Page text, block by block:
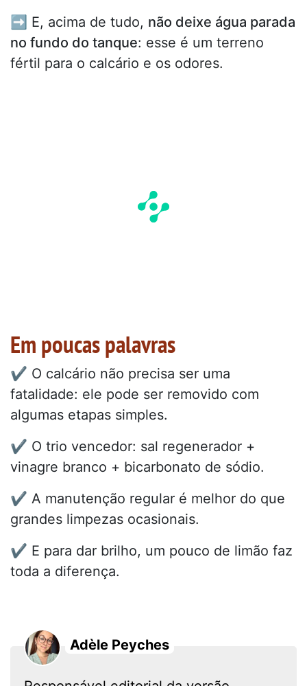
➡️ E, acima de tudo, não deixe água parada
no fundo do tanque: esse é um terreno
fértil para o calcário e os odores.
Em poucas palavras
✔️ O calcário não precisa ser uma
fatalidade: ele pode ser removido com
algumas etapas simples.
✔️ O trio vencedor: sal regenerador +
vinagre branco + bicarbonato de sódio.
✔️ A manutenção regular é melhor do que
grandes limpezas ocasionais.
✔️ E para dar brilho, um pouco de limão faz
toda a diferença.
Adèle Peyches